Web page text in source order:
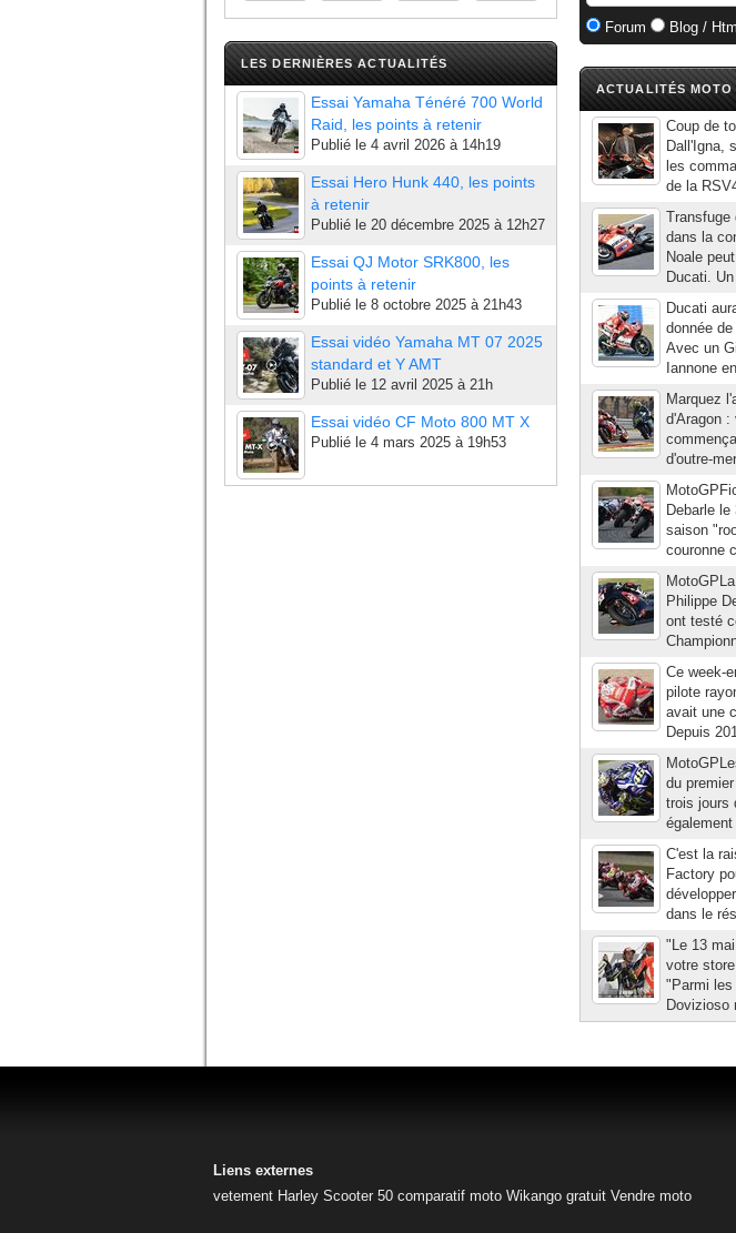
LES DERNIÈRES ACTUALITÉS
Essai Yamaha Ténéré 700 World
Raid, les points à retenir
Publié le 4 avril 2026 à 14h19
Essai Hero Hunk 440, les points
à retenir
Publié le 20 décembre 2025 à 12h27
Essai QJ Motor SRK800, les
points à retenir
Publié le 8 octobre 2025 à 21h43
Essai vidéo Yamaha MT 07 2025
standard et Y AMT
Publié le 12 avril 2025 à 21h
Essai vidéo CF Moto 800 MT X
Publié le 4 mars 2025 à 19h53
Forum Blog / Html
ACTUALITÉS
Coup de
Dall'Igna,
les
de la
Transfuge
dans la
Noale
Ducati.
Ducati
donnée
Avec un
Iannone
Marquez
d'Aragon :
d'outre-
Debarle
saison
couronne
Philippe
ont testé
Ce week-
pilote
avait une
Depuis
du
trois jours
C'est la
Factory
dans le
"Le 13
votre
"Parmi les
Dovizioso
Liens externes
vetement Harley Scooter 50 comparatif moto Wikango gratuit Vendre moto